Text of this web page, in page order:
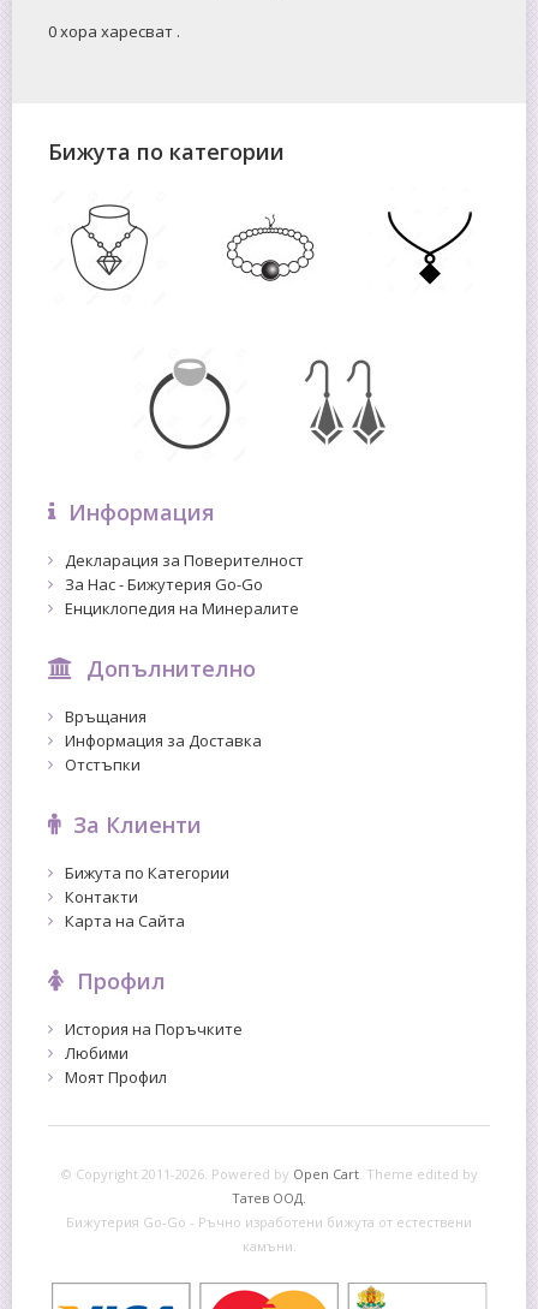
0 хора харесват .
Бижута по категории
Информация
Декларация за Поверителност
За Нас - Бижутерия Go-Go
Енциклопедия на Минералите
Допълнително
Връщания
Информация за Доставка
Отстъпки
За Клиенти
Бижута по Категории
Контакти
Карта на Сайта
Профил
История на Поръчките
Любими
Моят Профил
© Copyright 2011-2026. Powered by Open Cart. Theme edited by
Татев ООД.
Бижутерия Go-Go - Ръчно изработени бижута от естествени
камъни.